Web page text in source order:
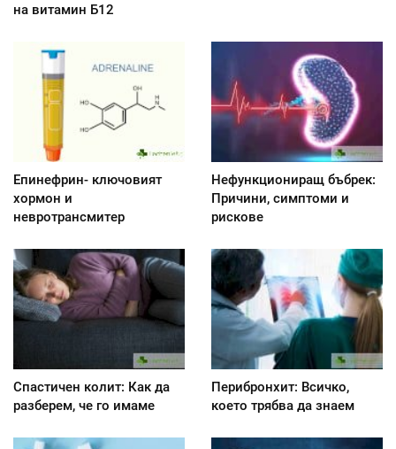
на витамин Б12
Епинефрин- ключовият
хормон и
невротрансмитер
Нефункциониращ бъбрек:
Причини, симптоми и
рискове
Спастичен колит: Как да
разберем, че го имаме
Перибронхит: Всичко,
което трябва да знаем